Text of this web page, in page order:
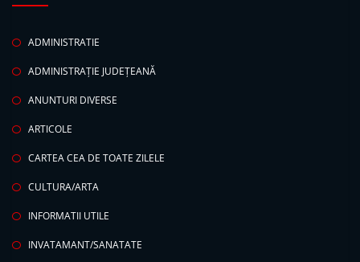
ADMINISTRATIE
ADMINISTRAȚIE JUDEȚEANĂ
ANUNTURI DIVERSE
ARTICOLE
CARTEA CEA DE TOATE ZILELE
CULTURA/ARTA
INFORMATII UTILE
INVATAMANT/SANATATE